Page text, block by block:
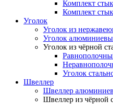
Комплект
Комплект
Уголок
Уголок из
Уголок
Уголок из чёрной
Уголок
Швеллер
Швеллер
Швеллер из чёрной